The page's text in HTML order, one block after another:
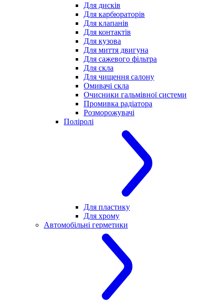
Для дисків
Для карбюраторів
Для клапанів
Для контактів
Для кузова
Для миття двигуна
Для сажевого фільтра
Для скла
Для чищення салону
Омивачі скла
Очисники гальмівної системи
Промивка радіатора
Розморожувачі
Поліролі
Для пластику
Для хрому
Автомобільні герметики